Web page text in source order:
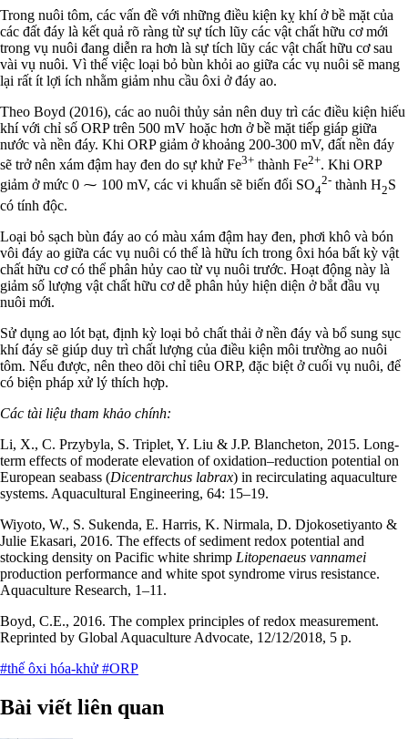
Trong nuôi tôm, các vấn đề với những điều kiện kỵ khí ở bề mặt của
các đất đáy là kết quả rõ ràng từ sự tích lũy các vật chất hữu cơ mới
trong vụ nuôi đang diễn ra hơn là sự tích lũy các vật chất hữu cơ sau
vài vụ nuôi. Vì thế việc loại bỏ bùn khỏi ao giữa các vụ nuôi sẽ mang
lại rất ít lợi ích nhằm giảm nhu cầu ôxi ở đáy ao.
Theo Boyd (2016), các ao nuôi thủy sản nên duy trì các điều kiện hiếu
khí với chỉ số ORP trên 500 mV hoặc hơn ở bề mặt tiếp giáp giữa
nước và nền đáy. Khi ORP giảm ở khoảng 200-300 mV, đất nền đáy
sẽ trở nên xám đậm hay đen do sự khử Fe3+ thành Fe2+. Khi ORP
giảm ở mức 0 ⁓ 100 mV, các vi khuẩn sẽ biến đổi SO4
2- thành H2S
có tính độc.
Loại bỏ sạch bùn đáy ao có màu xám đậm hay đen, phơi khô và bón
vôi đáy ao giữa các vụ nuôi có thể là hữu ích trong ôxi hóa bất kỳ vật
chất hữu cơ có thể phân hủy cao từ vụ nuôi trước. Hoạt động này là
giảm số lượng vật chất hữu cơ dễ phân hủy hiện diện ở bắt đầu vụ
nuôi mới.
Sử dụng ao lót bạt, định kỳ loại bỏ chất thải ở nền đáy và bổ sung sục
khí đáy sẽ giúp duy trì chất lượng của điều kiện môi trường ao nuôi
tôm. Nếu được, nên theo dõi chỉ tiêu ORP, đặc biệt ở cuối vụ nuôi, để
có biện pháp xử lý thích hợp.
Các tài liệu tham khảo chính:
Li, X., C. Przybyla, S. Triplet, Y. Liu & J.P. Blancheton, 2015. Long-
term effects of moderate elevation of oxidation–reduction potential on
European seabass (Dicentrarchus labrax) in recirculating aquaculture
systems. Aquacultural Engineering, 64: 15–19.
Wiyoto, W., S. Sukenda, E. Harris, K. Nirmala, D. Djokosetiyanto &
Julie Ekasari, 2016. The effects of sediment redox potential and
stocking density on Pacific white shrimp Litopenaeus vannamei
production performance and white spot syndrome virus resistance.
Aquaculture Research, 1–11.
Boyd, C.E., 2016. The complex principles of redox measurement.
Reprinted by Global Aquaculture Advocate, 12/12/2018, 5 p.
#thế ôxi hóa-khử #ORP
Bài viết liên quan